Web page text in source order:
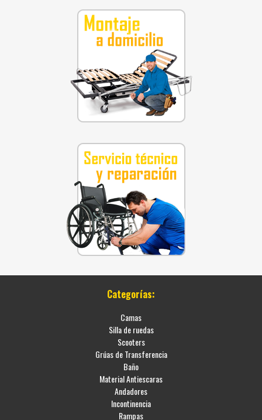
Categorías:
Camas
Silla de ruedas
Scooters
Grúas de Transferencia
Baño
Material Antiescaras
Andadores
Incontinencia
Rampas